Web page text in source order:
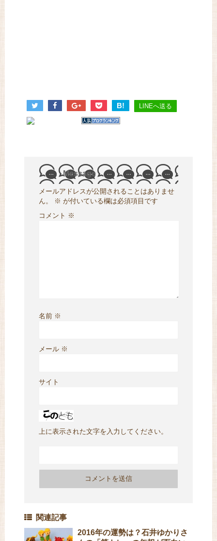
B! LINEへ送る
Message
メールアドレスが公開されることはありませ
ん。
※ が付いている欄は必須項目です
コメント ※
名前 ※
メール ※
サイト
上に表示された文字を入力してください。
関連記事
2016年の運勢は？石井ゆかりさ